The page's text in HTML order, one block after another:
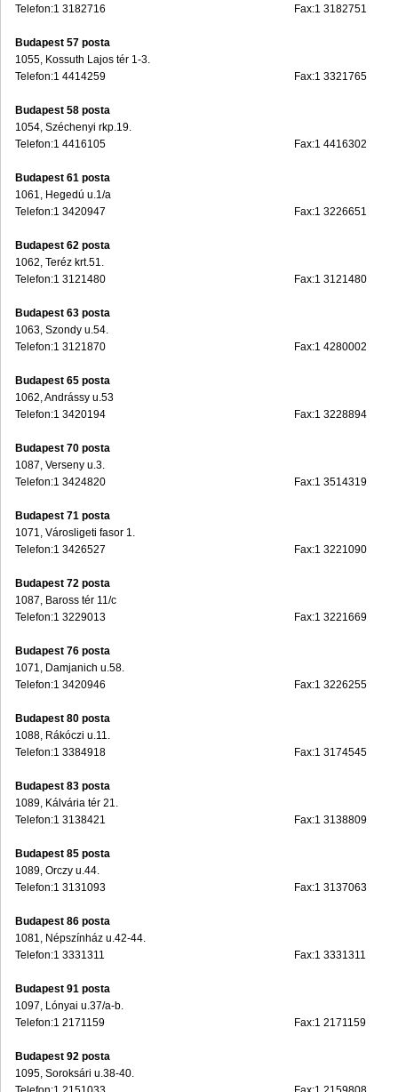
Telefon:1 3182716
Fax:1 3182751
Budapest 57 posta
1055, Kossuth Lajos tér 1-3.
Telefon:1 4414259
Fax:1 3321765
Budapest 58 posta
1054, Széchenyi rkp.19.
Telefon:1 4416105
Fax:1 4416302
Budapest 61 posta
1061, Hegedú u.1/a
Telefon:1 3420947
Fax:1 3226651
Budapest 62 posta
1062, Teréz krt.51.
Telefon:1 3121480
Fax:1 3121480
Budapest 63 posta
1063, Szondy u.54.
Telefon:1 3121870
Fax:1 4280002
Budapest 65 posta
1062, Andrássy u.53
Telefon:1 3420194
Fax:1 3228894
Budapest 70 posta
1087, Verseny u.3.
Telefon:1 3424820
Fax:1 3514319
Budapest 71 posta
1071, Városligeti fasor 1.
Telefon:1 3426527
Fax:1 3221090
Budapest 72 posta
1087, Baross tér 11/c
Telefon:1 3229013
Fax:1 3221669
Budapest 76 posta
1071, Damjanich u.58.
Telefon:1 3420946
Fax:1 3226255
Budapest 80 posta
1088, Rákóczi u.11.
Telefon:1 3384918
Fax:1 3174545
Budapest 83 posta
1089, Kálvária tér 21.
Telefon:1 3138421
Fax:1 3138809
Budapest 85 posta
1089, Orczy u.44.
Telefon:1 3131093
Fax:1 3137063
Budapest 86 posta
1081, Népszínház u.42-44.
Telefon:1 3331311
Fax:1 3331311
Budapest 91 posta
1097, Lónyai u.37/a-b.
Telefon:1 2171159
Fax:1 2171159
Budapest 92 posta
1095, Soroksári u.38-40.